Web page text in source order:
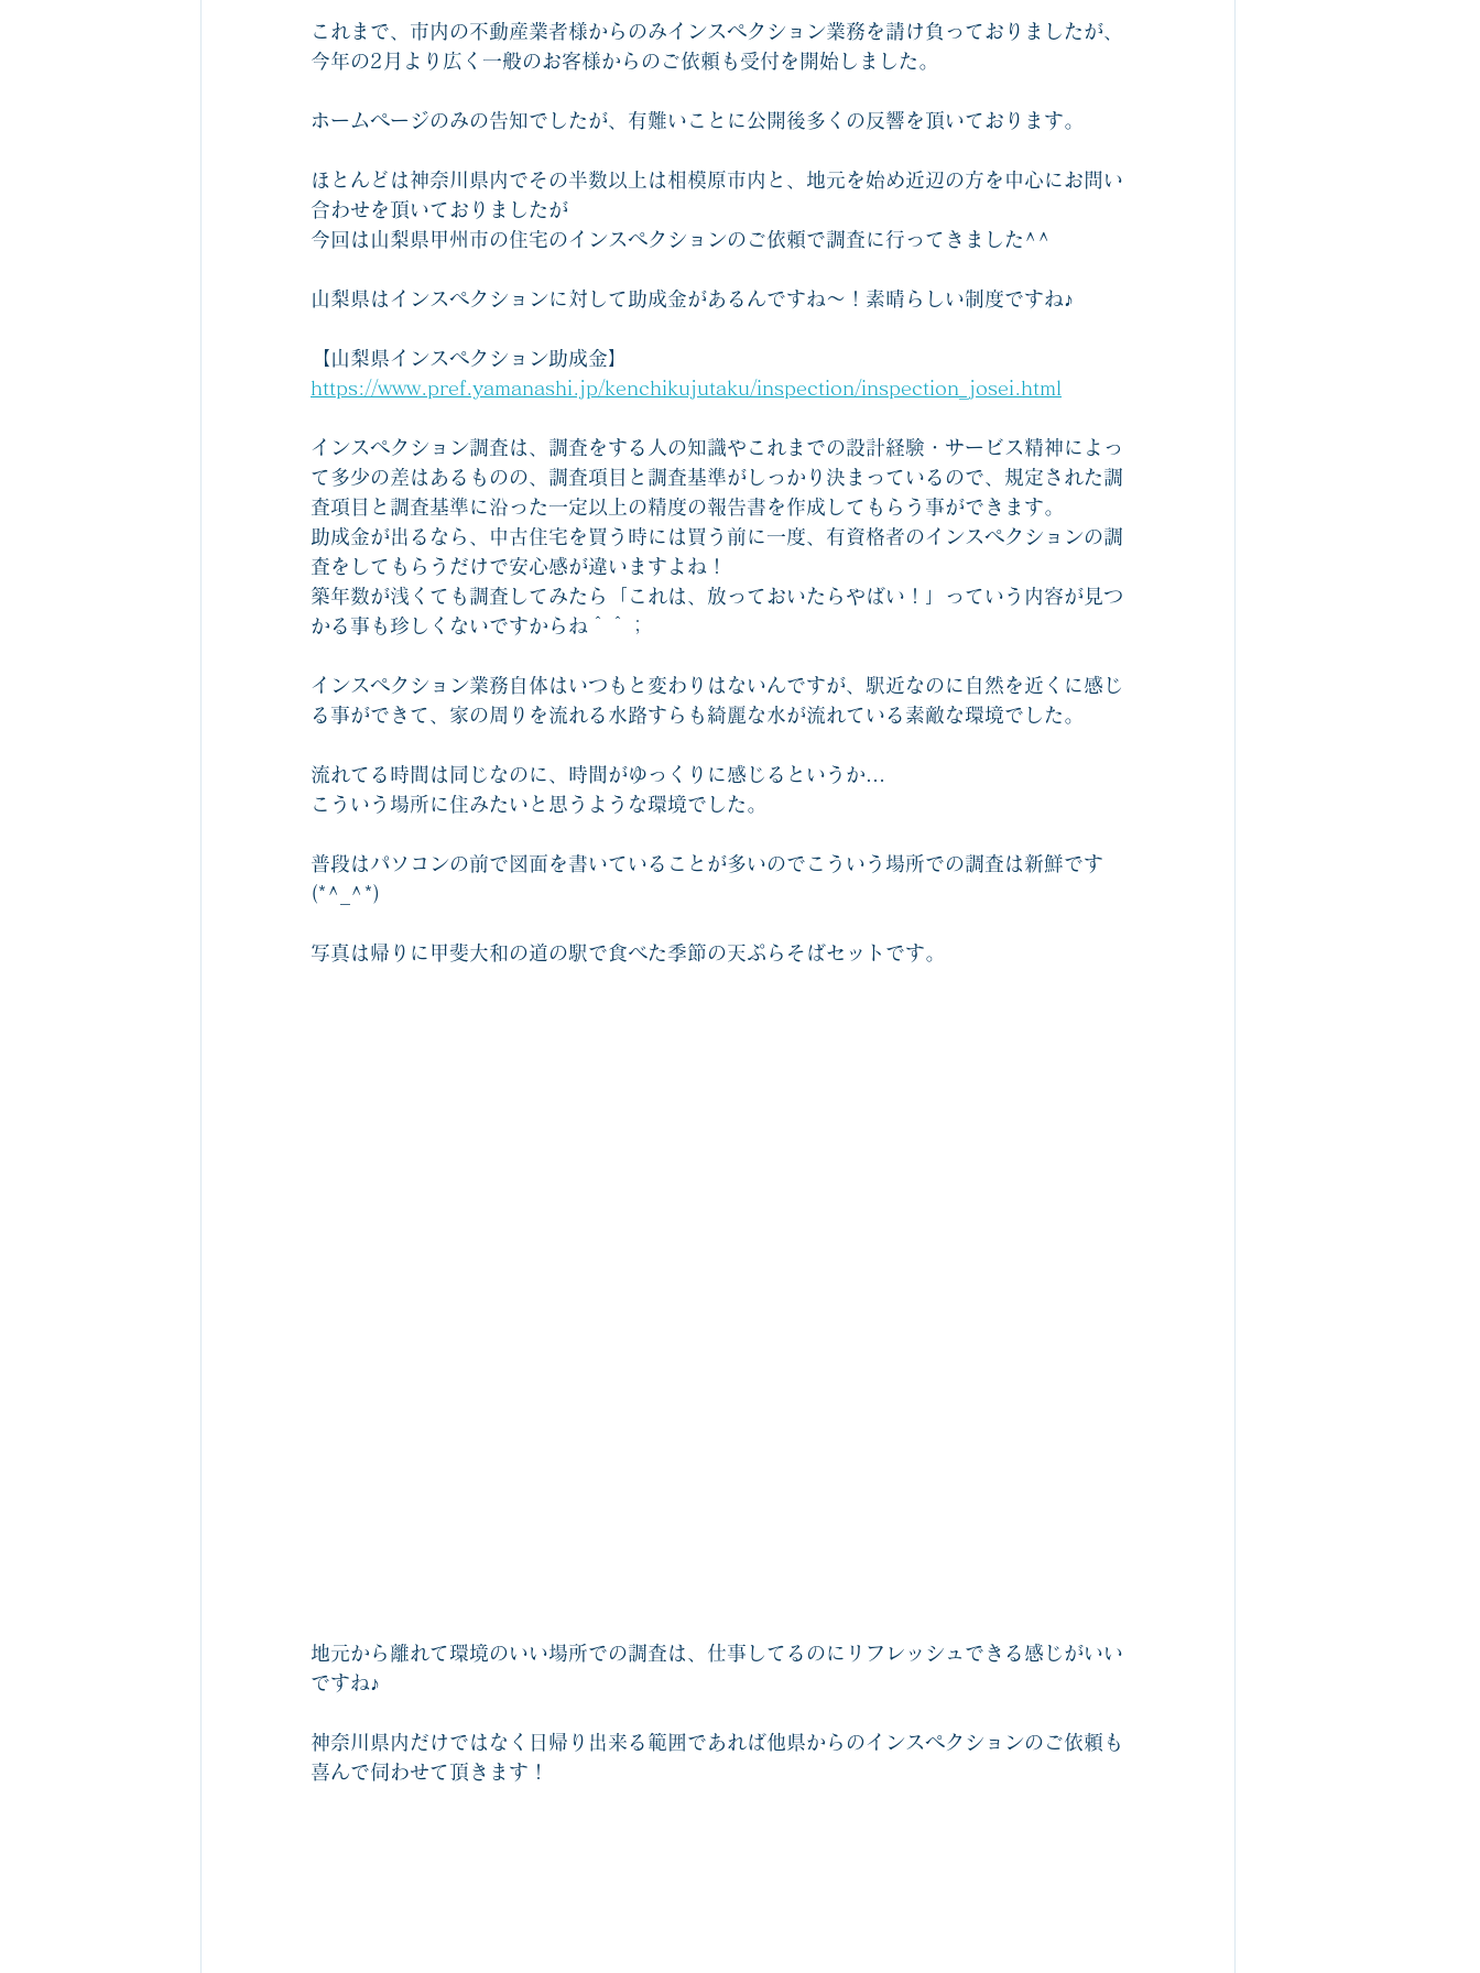
これまで、市内の不動産業者様からのみインスペクション業務を請け負っておりましたが、
今年の2月より広く一般のお客様からのご依頼も受付を開始しました。
ホームページのみの告知でしたが、有難いことに公開後多くの反響を頂いております。
ほとんどは神奈川県内でその半数以上は相模原市内と、地元を始め近辺の方を中心にお問い
合わせを頂いておりましたが
今回は山梨県甲州市の住宅のインスペクションのご依頼で調査に行ってきました^^
山梨県はインスペクションに対して助成金があるんですね〜！素晴らしい制度ですね♪
【山梨県インスペクション助成金】
https://www.pref.yamanashi.jp/kenchikujutaku/inspection/inspection_josei.html
インスペクション調査は、調査をする人の知識やこれまでの設計経験・サービス精神によっ
て多少の差はあるものの、調査項目と調査基準がしっかり決まっているので、規定された調
査項目と調査基準に沿った一定以上の精度の報告書を作成してもらう事ができます。
助成金が出るなら、中古住宅を買う時には買う前に一度、有資格者のインスペクションの調
査をしてもらうだけで安心感が違いますよね！
築年数が浅くても調査してみたら「これは、放っておいたらやばい！」っていう内容が見つ
かる事も珍しくないですからね＾＾；
インスペクション業務自体はいつもと変わりはないんですが、駅近なのに自然を近くに感じ
る事ができて、家の周りを流れる水路すらも綺麗な水が流れている素敵な環境でした。
流れてる時間は同じなのに、時間がゆっくりに感じるというか…
こういう場所に住みたいと思うような環境でした。
普段はパソコンの前で図面を書いていることが多いのでこういう場所での調査は新鮮です
(*^_^*)
写真は帰りに甲斐大和の道の駅で食べた季節の天ぷらそばセットです。
地元から離れて環境のいい場所での調査は、仕事してるのにリフレッシュできる感じがいい
ですね♪
神奈川県内だけではなく日帰り出来る範囲であれば他県からのインスペクションのご依頼も
喜んで伺わせて頂きます！